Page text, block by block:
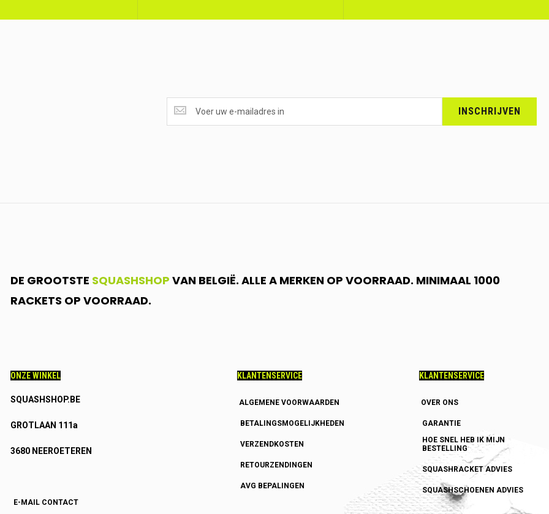
ONTVANGEN?
<br>SCHRIJF
INSCHRIJVEN
DE GROOTSTE SQUASHSHOP VAN BELGIË. ALLE A MERKEN OP VOORRAAD. MINIMAAL 1000
RACKETS OP VOORRAAD.
ONZE WINKEL
SQUASHSHOP.BE
GROTLAAN 111a
3680 NEEROETEREN
E-MAIL CONTACT
KLANTENSERVICE
ALGEMENE VOORWAARDEN
BETALINGSMOGELIJKHEDEN
VERZENDKOSTEN
RETOURZENDINGEN
AVG BEPALINGEN
KLANTENSERVICE
OVER ONS
GARANTIE
HOE SNEL HEB IK MIJN
BESTELLING
SQUASHRACKET ADVIES
SQUASHSCHOENEN ADVIES